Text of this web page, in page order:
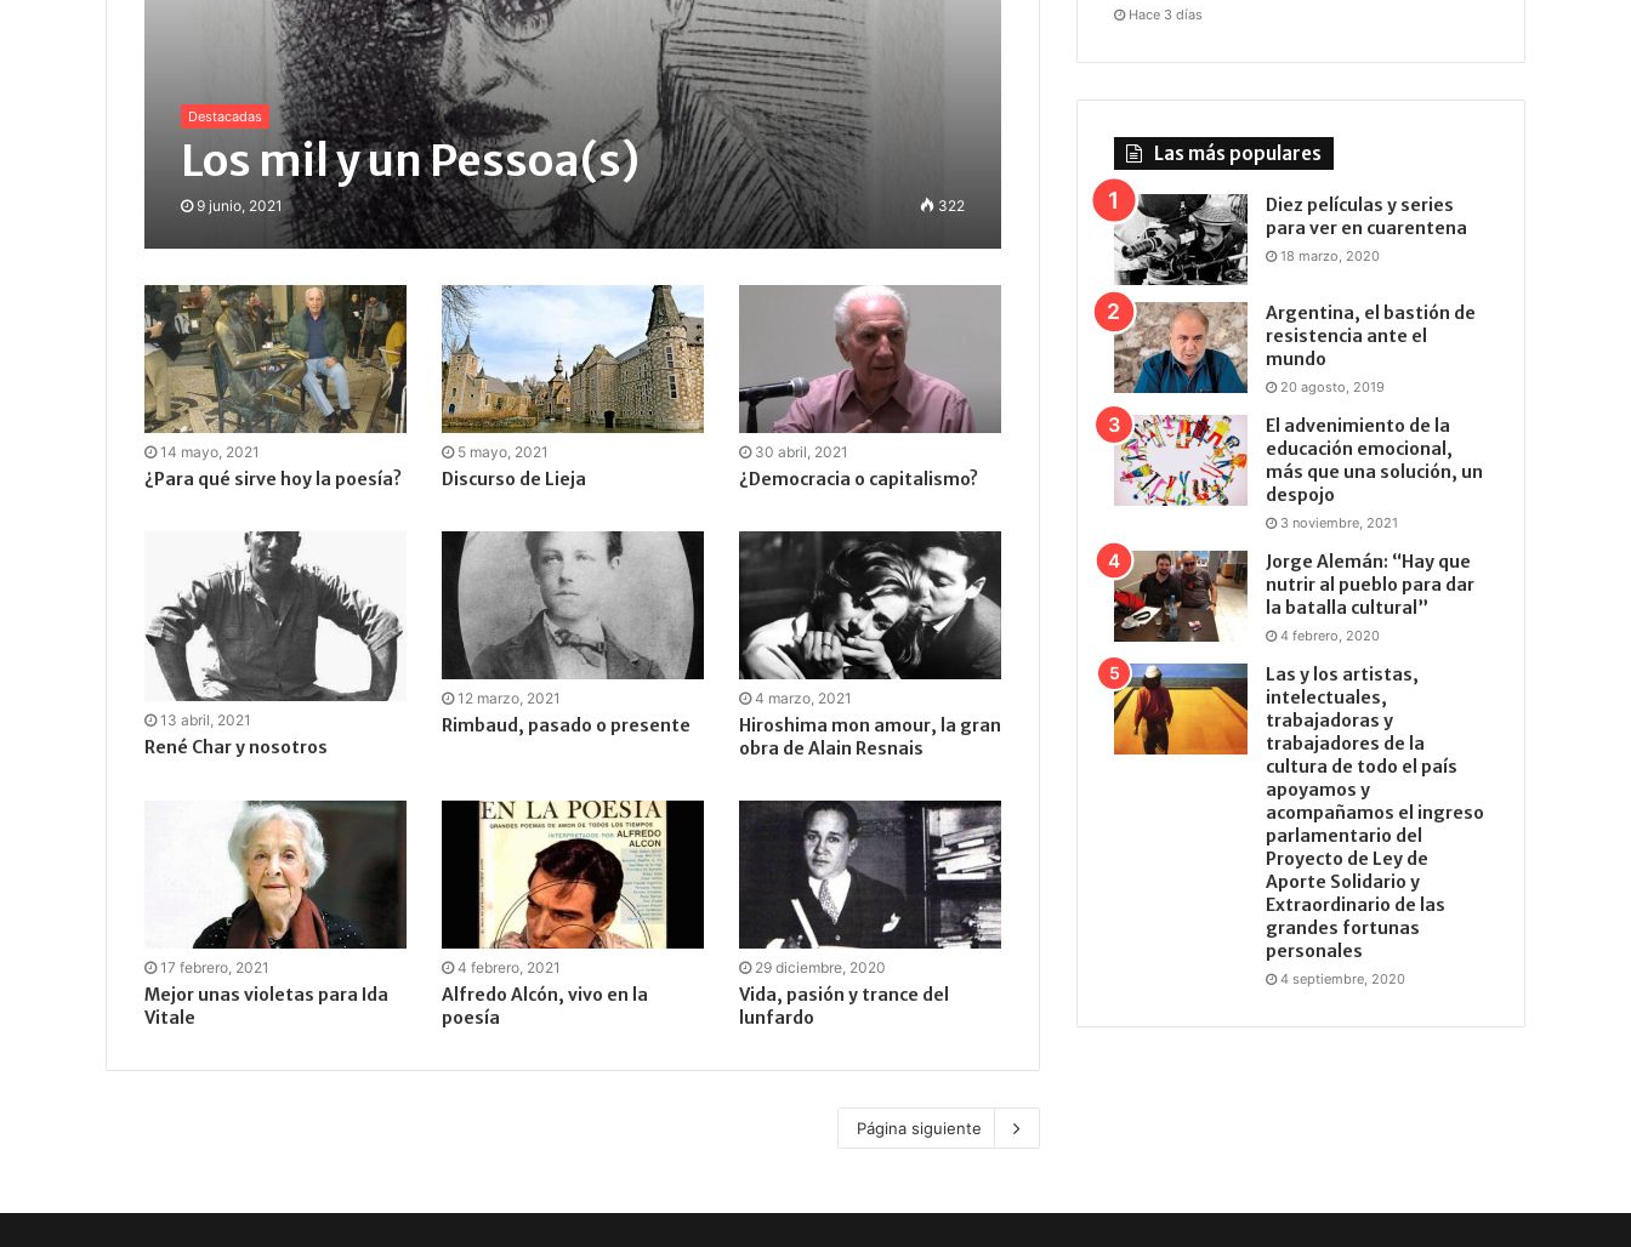
Destacadas
Los mil y un Pessoa(s)
9 junio, 2021 322
14 mayo, 2021
¿Para qué sirve hoy la poesía?
5 mayo, 2021
Discurso de Lieja
30 abril, 2021
¿Democracia o capitalismo?
13 abril, 2021
René Char y nosotros
12 marzo, 2021
Rimbaud, pasado o presente
4 marzo, 2021
Hiroshima mon amour, la gran
obra de Alain Resnais
17 febrero, 2021
Mejor unas violetas para Ida
Vitale
4 febrero, 2021
Alfredo Alcón, vivo en la
poesía
29 diciembre, 2020
Vida, pasión y trance del
lunfardo
Página siguiente
Hace 3 días
Las más populares
Diez películas y series
para ver en cuarentena
18 marzo, 2020
Argentina, el bastión de
resistencia ante el
mundo
20 agosto, 2019
El advenimiento de la
educación emocional,
más que una solución, un
despojo
3 noviembre, 2021
Jorge Alemán: “Hay que
nutrir al pueblo para dar
la batalla cultural”
4 febrero, 2020
Las y los artistas,
intelectuales,
trabajadoras y
trabajadores de la
cultura de todo el país
apoyamos y
acompañamos el ingreso
parlamentario del
Proyecto de Ley de
Aporte Solidario y
Extraordinario de las
grandes fortunas
personales
4 septiembre, 2020